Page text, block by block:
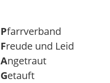
Pfarrverband
Freude und Leid
Angetraut
Getauft